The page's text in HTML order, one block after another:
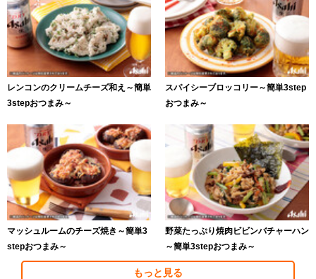
レンコンのクリームチーズ和え～簡単
3stepおつまみ～
スパイシーブロッコリー～簡単3step
おつまみ～
マッシュルームのチーズ焼き～簡単3
stepおつまみ～
野菜たっぷり焼肉ビビンバチャーハン
～簡単3stepおつまみ～
もっと見る